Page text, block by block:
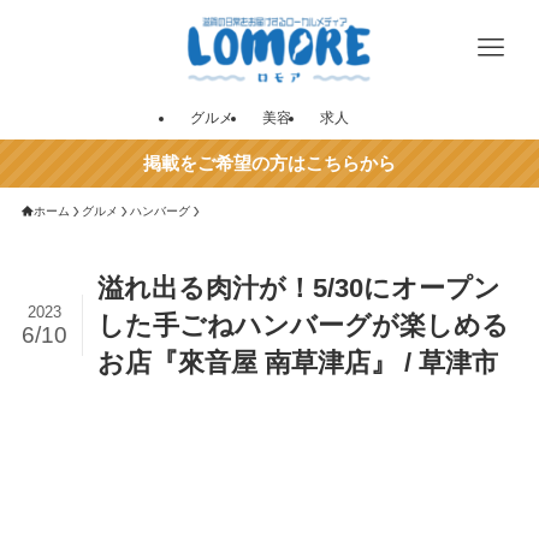
グルメ 美容 求人
掲載をご希望の方はこちらから
ホーム グルメ ハンバーグ
溢れ出る肉汁が！5/30にオープン
した手ごねハンバーグが楽しめる
お店『來音屋 南草津店』 / 草津市
2023
6/10